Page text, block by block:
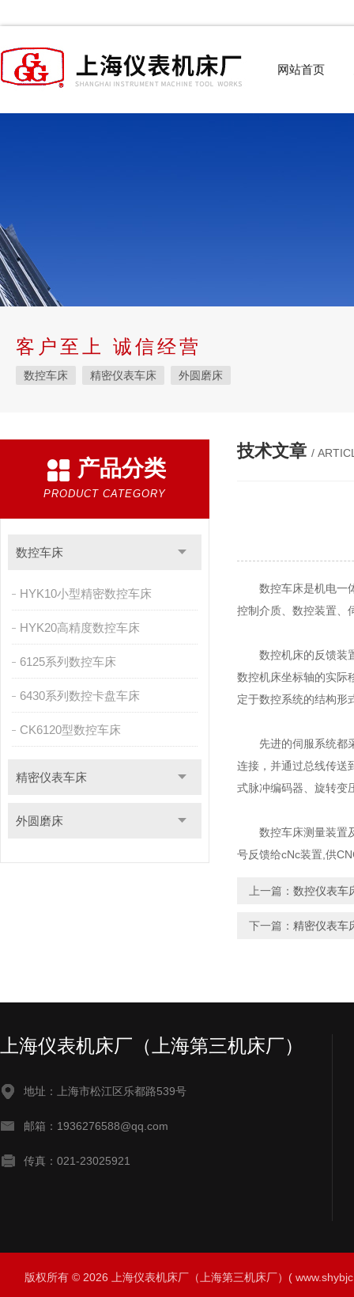
网站首页
客户至上 诚信经营
数控车床 精密仪表车床 外圆磨床
产品分类
PRODUCT CATEGORY
数控车床
HYK10小型精密数控车床
HYK20高精度数控车床
6125系列数控车床
6430系列数控卡盘车床
CK6120型数控车床
精密仪表车床
外圆磨床
技术文章 /
数控车床是机电一体
控制介质、数控装置、
数控机床的反馈装置
数控机床坐标轴的实际
定于数控系统的结构形
先进的伺服系统都采
连接，并通过总线传送
式脉冲编码器、旋转变
数控车床测量装置及
号反馈给cNc装置,供
上一篇： 数控仪表车
下一篇： 精密仪表车
上海仪表机床厂（上海第三机床厂）
地址：上海市松江区乐都路539号
邮箱：1936276588@qq.com
传真：021-23025921
版权所有 © 2026 上海仪表机床厂（上海第三机床厂）(